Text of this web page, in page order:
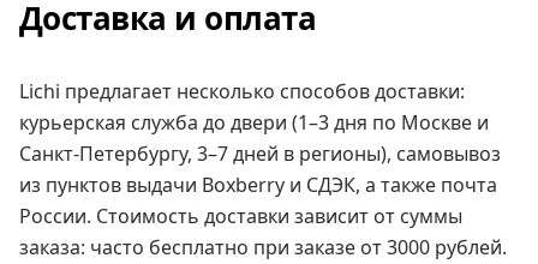
Доставка и оплата
Lichi предлагает несколько способов доставки:
курьерская служба до двери (1–3 дня по Москве и
Санкт-Петербургу, 3–7 дней в регионы), самовывоз
из пунктов выдачи Boxberry и СДЭК, а также почта
России. Стоимость доставки зависит от суммы
заказа: часто бесплатно при заказе от 3000 рублей.